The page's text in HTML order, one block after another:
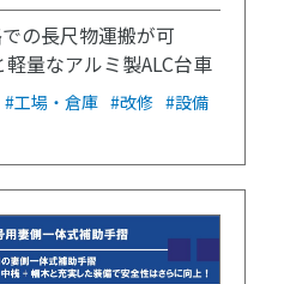
の長尺物運搬が可
量なアルミ製ALC台車
#工場・倉庫 #改修 #設備